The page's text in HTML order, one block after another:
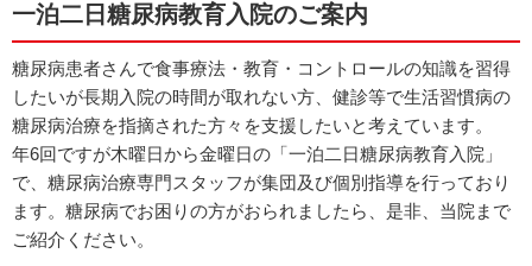
一泊二日糖尿病教育入院のご案内
糖尿病患者さんで食事療法・教育・コントロールの知識を習得
したいが長期入院の時間が取れない方、健診等で生活習慣病の
糖尿病治療を指摘された方々を支援したいと考えています。
年6回ですが木曜日から金曜日の「一泊二日糖尿病教育入院」
で、糖尿病治療専門スタッフが集団及び個別指導を行っており
ます。糖尿病でお困りの方がおられましたら、是非、当院まで
ご紹介ください。